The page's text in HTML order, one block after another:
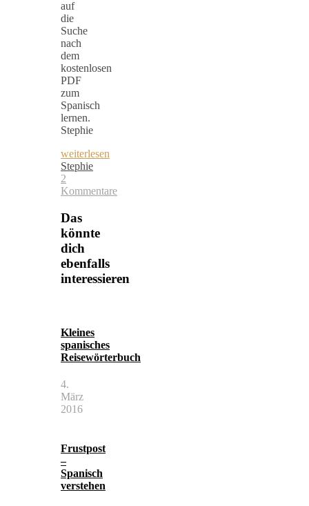
auf
die
Suche
nach
dem
kostenlosen
PDF
zum
Spanisch
lernen.
Stephie
weiterlesen
Stephie
2
Kommentare
Das
könnte
dich
ebenfalls
interessieren
Kleines
spanisches
Reisewörterbuch
4.
März
2016
Frustpost
–
Spanisch
verstehen